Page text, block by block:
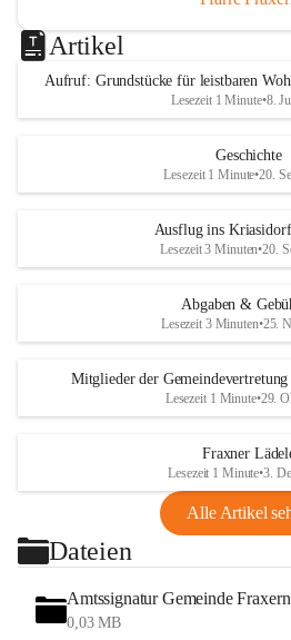
Artikel
Aufruf: Grundstücke für leistbaren
Lesezeit 1 Minute•8.
Geschichte
Lesezeit 1 Minute•20.
Ausflug ins
Lesezeit 3 Minuten•20.
Abgaben &
Lesezeit 3 Minuten•25.
Mitglieder der
Lesezeit 1 Minute•29.
Fraxner
Lesezeit 1 Minute•3.
Alle Artikel
Dateien
Amtssignatur Gemeinde Fraxern
0,03 MB